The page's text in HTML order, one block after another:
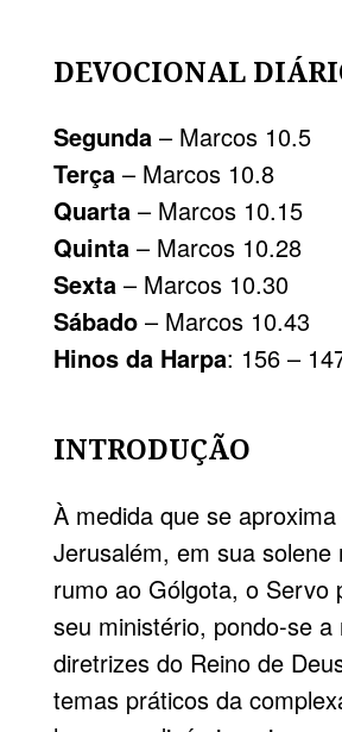
DEVOCIONAL
Segunda – Marcos 10.5
Terça – Marcos 10.8
Quarta – Marcos 10.15
Quinta – Marcos 10.28
Sexta – Marcos 10.30
Sábado – Marcos 10.43
Hinos da Harpa: 156 –
INTRODUÇÃO
À medida que se
Jerusalém, em sua solene
rumo ao Gólgota, o Servo
seu ministério, pondo-se a
diretrizes do Reino de
temas práticos da